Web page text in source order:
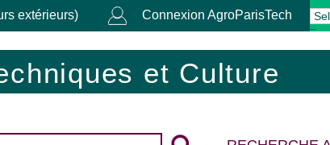
extérieurs) Connexion AgroParisTech
et Culture